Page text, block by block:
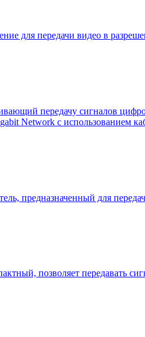
для передачи видео в
передачу сигналов
Network с использованием
предназначенный для
позволяет передавать